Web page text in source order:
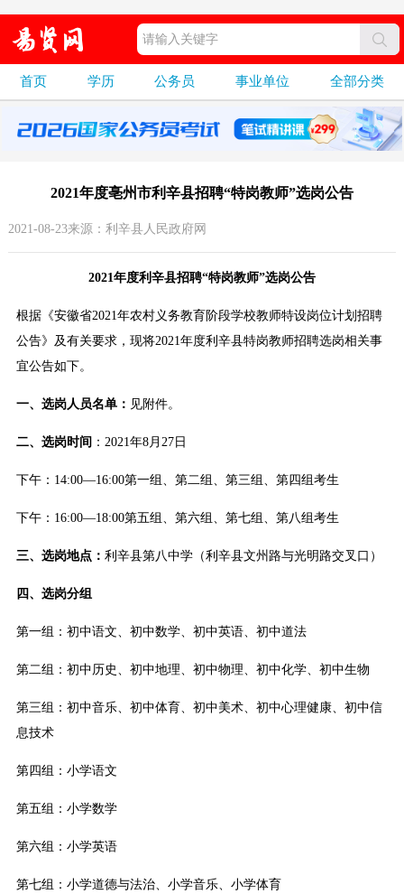
首页 学历 公务员 事业单位 全部分类
2021年度亳州市利辛县招聘“特岗教师”选岗公告
2021-08-23来源：利辛县人民政府网
2021年度利辛县招聘“特岗教师”选岗公告
根据《安徽省2021年农村义务教育阶段学校教师特设岗位计划招聘
公告》及有关要求，现将2021年度利辛县特岗教师招聘选岗相关事
宜公告如下。
一、选岗人员名单： 见附件。
二、选岗时间 ：2021年8月27日
下午：14:00—16:00第一组、第二组、第三组、第四组考生
下午：16:00—18:00第五组、第六组、第七组、第八组考生
三、选岗地点： 利辛县第八中学（利辛县文州路与光明路交叉口）
四、选岗分组
第一组：初中语文、初中数学、初中英语、初中道法
第二组：初中历史、初中地理、初中物理、初中化学、初中生物
第三组：初中音乐、初中体育、初中美术、初中心理健康、初中信
息技术
第四组：小学语文
第五组：小学数学
第六组：小学英语
第七组：小学道德与法治、小学音乐、小学体育